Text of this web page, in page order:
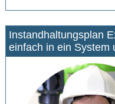
Instandhaltungsplan
einfach in ein System